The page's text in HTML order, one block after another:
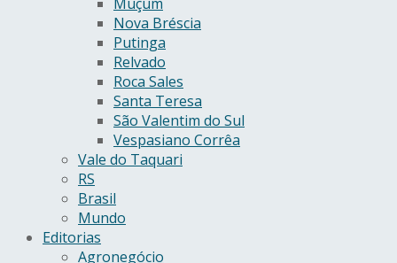
Nova Bréscia
Putinga
Relvado
Roca Sales
Santa Teresa
São Valentim do Sul
Vespasiano Corrêa
Vale do Taquari
RS
Brasil
Mundo
Editorias
Agronegócio